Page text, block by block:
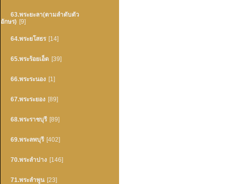
63.พระยะลา(ตามลำดับตัว
อักษร) [9]
64.พระยโสธร [14]
65.พระร้อยเอ็ด [39]
66.พระระนอง [1]
67.พระระยอง [89]
68.พระราชบุรี [89]
69.พระลพบุรี [402]
70.พระลำปาง [146]
71.พระลำพูน [23]